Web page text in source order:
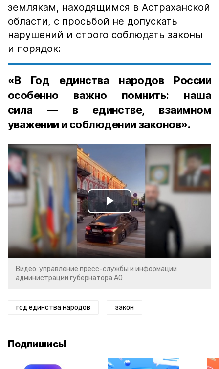
землякам, находящимся в Астраханской
области, с просьбой не допускать
нарушений и строго соблюдать законы
и порядок:
«В Год единства народов России
особенно важно помнить: наша
сила — в единстве, взаимном
уважении и соблюдении законов».
Play
Video
Видео: управление пресс-службы и информации
администрации губернатора АО
год единства народов закон
Подпишись!